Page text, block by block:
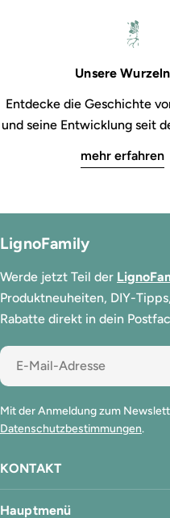
Unsere Wurzeln
Entdecke die Geschichte
und seine Entwicklung seit
mehr erfahren
KONTAKT
Hauptmenü
LignoFamily
Werde jetzt Teil der
Produktneuheiten, DIY-
Rabatte direkt in dein
E-
Mail
Mit der Anmeldung zum
Datenschutzbestimmungen.